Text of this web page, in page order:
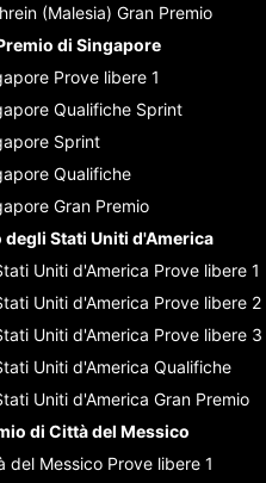
(Malesia) Gran Premio
di Singapore
Prove libere 1
Qualifiche Sprint
Sprint
Qualifiche
Gran Premio
degli Stati Uniti d'America
Uniti d'America Prove libere 1
Uniti d'America Prove libere 2
Uniti d'America Prove libere 3
Uniti d'America Qualifiche
Uniti d'America Gran Premio
di Città del Messico
del Messico Prove libere 1